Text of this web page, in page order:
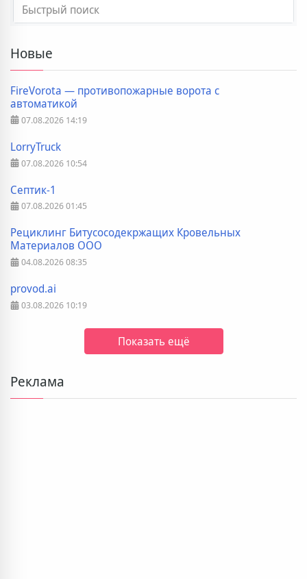
Новые
FireVorota — противопожарные ворота с
автоматикой
07.08.2026 14:19
LorryTruck
07.08.2026 10:54
Септик-1
07.08.202601:45
Рециклинг Битусосодекржащих Кровельных
Материалов ООО
04.08.202608:35
provod.ai
03.08.2026 10:19
Показать ещё
Реклама